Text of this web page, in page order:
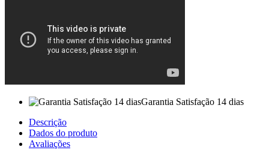
Garantia Satisfação 14 dias
Descrição
Dados do produto
Avaliações